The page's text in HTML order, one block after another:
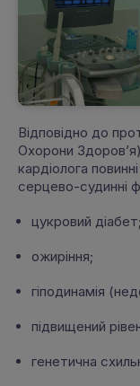
Відповідно до
Охорони
кардіолога
серцево-судинні
цукровий діабет;
ожиріння;
гіподинамія
підвищений
генетична